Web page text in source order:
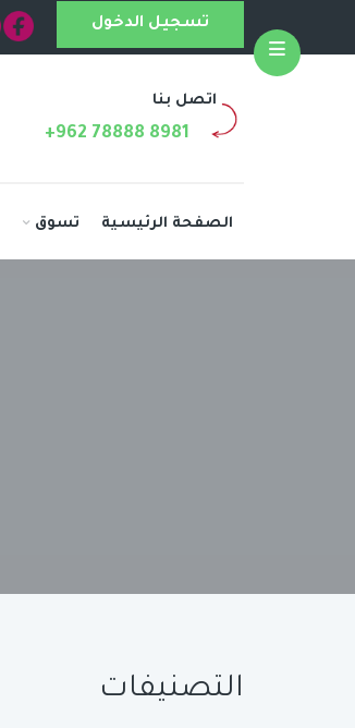
تسجيل الدخول
اتصل بنا
+962 78888 8981
الصفحة الرئيسية تسوق
التصنيفات